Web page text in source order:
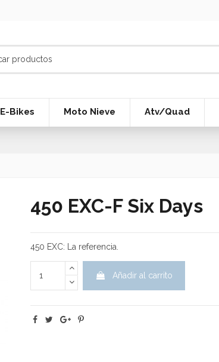
E-Bikes Moto Nieve Atv/Quad
450 EXC-F Six Days
450 EXC: La referencia.
Añadir al carrito